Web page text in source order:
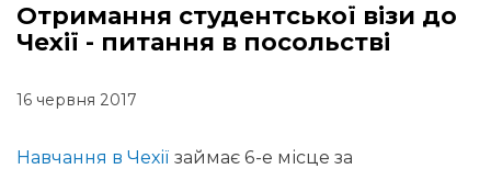
Отримання студентської візи до
Чехії - питання в посольстві
16 червня 2017
Навчання в Чехії займає 6-е місце за